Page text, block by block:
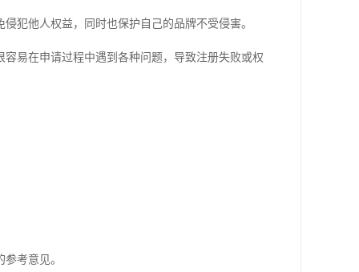
犯他人权益，同时也保护自己的品牌不受侵害。
易在申请过程中遇到各种问题，导致注册失败或权
考意见。